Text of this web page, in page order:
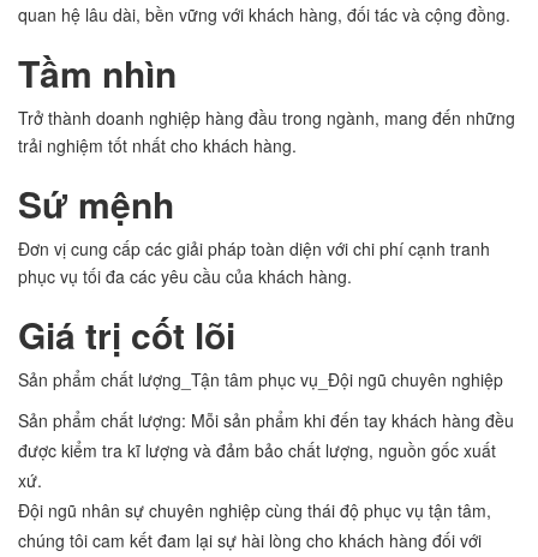
quan hệ lâu dài, bền vững với khách hàng, đối tác và cộng đồng.
Tầm nhìn
Trở thành doanh nghiệp hàng đầu trong ngành, mang đến những
trải nghiệm tốt nhất cho khách hàng.
Sứ mệnh
Đơn vị cung cấp các giải pháp toàn diện với chi phí cạnh tranh
phục vụ tối đa các yêu cầu của khách hàng.
Giá trị cốt lõi
Sản phẩm chất lượng_Tận tâm phục vụ_Đội ngũ chuyên nghiệp
Sản phẩm chất lượng: Mỗi sản phẩm khi đến tay khách hàng đều
được kiểm tra kĩ lượng và đảm bảo chất lượng, nguồn gốc xuất
xứ.
Đội ngũ nhân sự chuyên nghiệp cùng thái độ phục vụ tận tâm,
chúng tôi cam kết đam lại sự hài lòng cho khách hàng đối với